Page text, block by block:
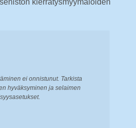
kierrätysmyymälöiden
ei onnistunut. Tarkista
hyväksyminen ja selaimen